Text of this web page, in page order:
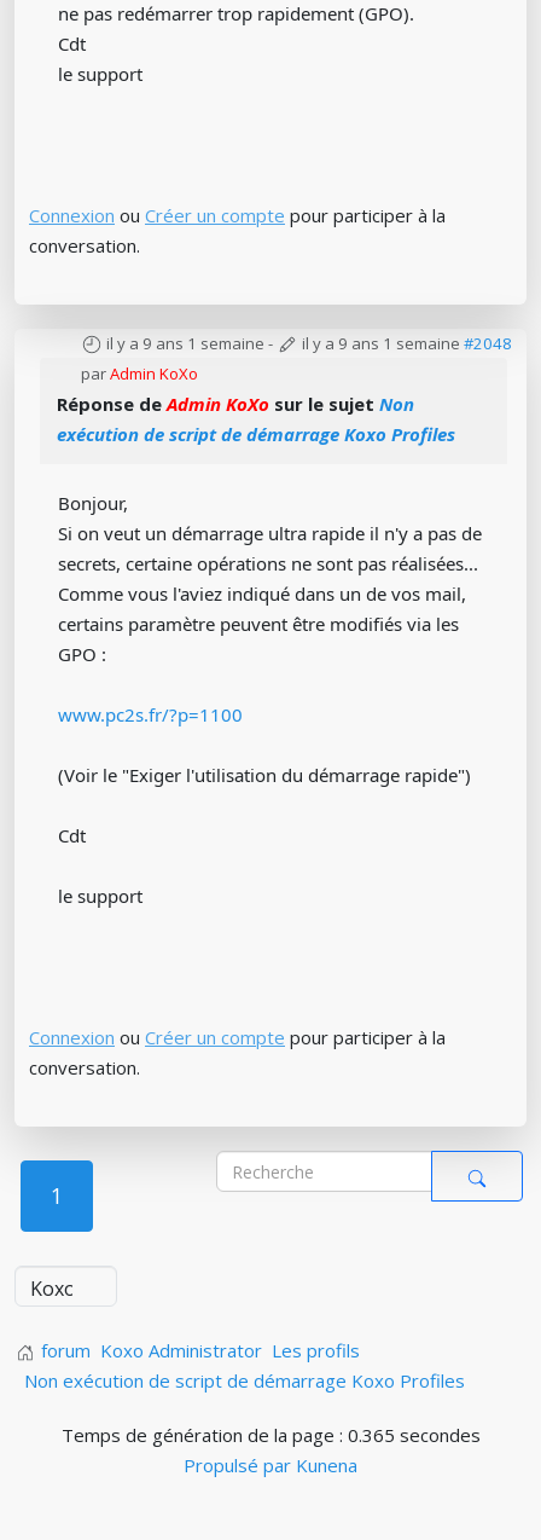
ne pas redémarrer trop rapidement (GPO).
Cdt
le support
Connexion ou Créer un compte pour participer à la
conversation.
il y a 9 ans 1 semaine - il y a 9 ans 1 semaine #2048
parAdmin KoXo
Réponse deAdmin KoXo sur le sujet Non
exécution de script de démarrage Koxo Profiles
Bonjour,
Si on veut un démarrage ultra rapide il n'y a pas de
secrets, certaine opérations ne sont pas réalisées...
Comme vous l'aviez indiqué dans un de vos mail,
certains paramètre peuvent être modifiés via les
GPO :
www.pc2s.fr/?p=1100
(Voir le "Exiger l'utilisation du démarrage rapide")
Cdt
le support
Connexion ou Créer un compte pour participer à la
conversation.
1
forum Koxo Administrator Les profils
Non exécution de script de démarrage Koxo Profiles
Temps de génération de la page : 0.365 secondes
Propulsé par Kunena